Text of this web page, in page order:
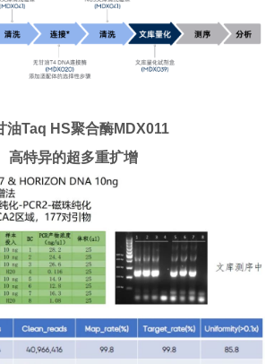
油Taq HS聚合酶MDX011
高特异的超多重扩增